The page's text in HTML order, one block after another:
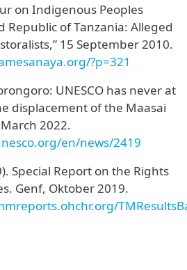
on Indigenous Peoples
Republic of Tanzania: Alleged
15 September 2010.
?p=321
UNESCO has never at
displacement of the Maasai
2022.
en/news/2419
Special Report on the Rights
Genf, Oktober 2019.